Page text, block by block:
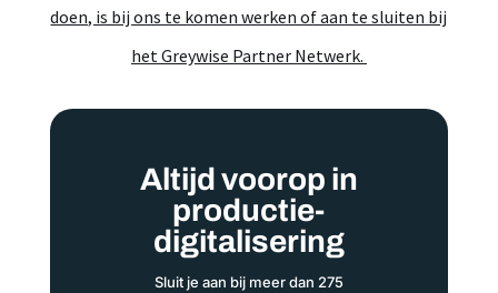
doen, is bij ons te komen werken of aan te sluiten bij
het Greywise Partner Netwerk.
Altijd voorop in
productie-
digitalisering
Sluit je aan bij meer dan 275